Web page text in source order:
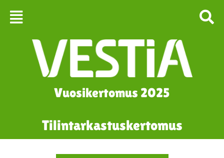
sisältöön
Vuosikertomus 2025
Tilintarkastuskertomus